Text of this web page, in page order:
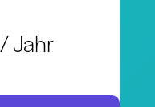
/ Jahr